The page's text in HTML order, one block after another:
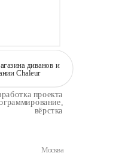
диванов и
Сhaleur
проекта
вёрстка
Москва